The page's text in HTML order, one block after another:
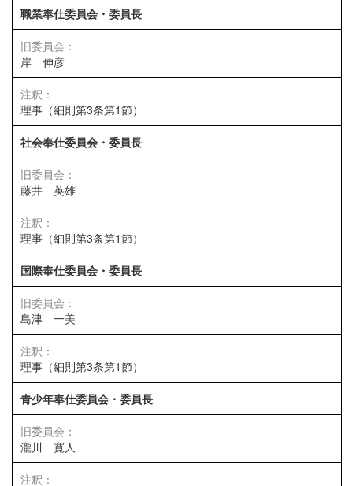
職業奉仕委員会・委員長
岸 伸彦
理事（細則第3条第1節）
社会奉仕委員会・委員長
藤井 英雄
理事（細則第3条第1節）
国際奉仕委員会・委員長
島津 一美
理事（細則第3条第1節）
青少年奉仕委員会・委員長
瀧川 寛人